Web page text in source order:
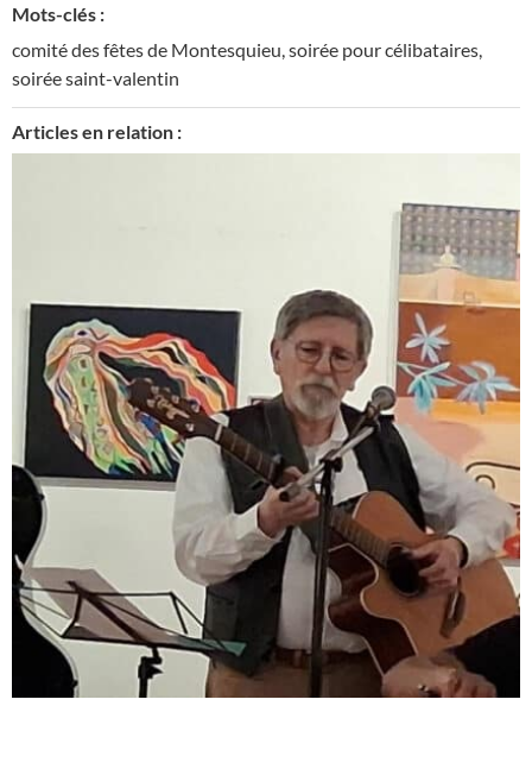
Mots-clés :
comité des fêtes de Montesquieu,soirée pour célibataires,
soirée saint-valentin
Articles en relation :